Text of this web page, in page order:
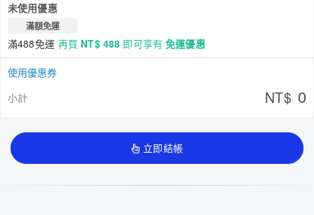
未使用優惠
滿額免運
滿488免運 再買 NT$ 488 即可享有免運優惠
使用優惠券
小計
NT$ 0
立即結帳